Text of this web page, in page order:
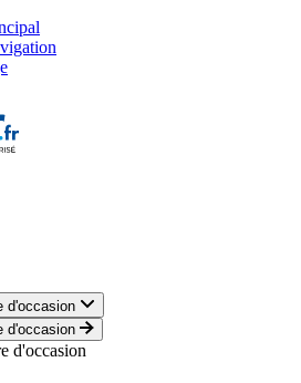
d'occasion
d'occasion
d'occasion